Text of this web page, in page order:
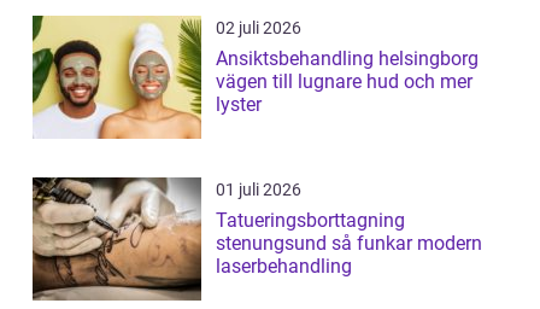
02 juli 2026
Ansiktsbehandling helsingborg
vägen till lugnare hud och mer
lyster
01 juli 2026
Tatueringsborttagning
stenungsund så funkar modern
laserbehandling